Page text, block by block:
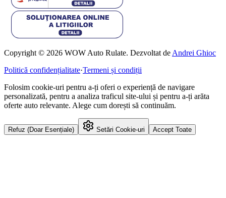
Copyright © 2026 WOW Auto Rulate. Dezvoltat de Andrei Ghioc
Politică confidențialitate·Termeni și condiții
Folosim cookie-uri pentru a-ți oferi o experiență de navigare
personalizată, pentru a analiza traficul site-ului și pentru a-ți arăta
oferte auto relevante. Alege cum dorești să continuăm.
Refuz (Doar Esențiale) Setări Cookie-uri Accept Toate